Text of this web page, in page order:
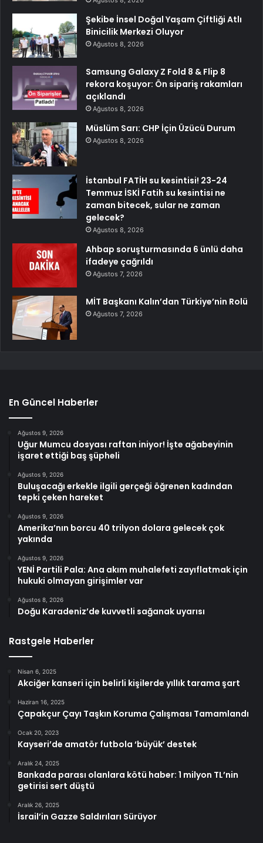
Şekibe İnsel Doğal Yaşam Çiftliği Atlı
Binicilik Merkezi Oluyor
Ağustos 8, 2026
Samsung Galaxy Z Fold 8 & Flip 8
rekora koşuyor: Ön sipariş rakamları
açıklandı
Ağustos 8, 2026
Müslüm Sarı: CHP İçin Üzücü Durum
Ağustos 8, 2026
İstanbul FATİH su kesintisi! 23-24
Temmuz İSKİ Fatih su kesintisi ne
zaman bitecek, sular ne zaman
gelecek?
Ağustos 8, 2026
Ahbap soruşturmasında 6 ünlü daha
ifadeye çağrıldı
Ağustos 7, 2026
MİT Başkanı Kalın’dan Türkiye’nin Rolü
Ağustos 7, 2026
En Güncel Haberler
Ağustos 9, 2026
Uğur Mumcu dosyası raftan iniyor! İşte ağabeyinin
işaret ettiği baş şüpheli
Ağustos 9, 2026
Buluşacağı erkekle ilgili gerçeği öğrenen kadından
tepki çeken hareket
Ağustos 9, 2026
Amerika’nın borcu 40 trilyon dolara gelecek çok
yakında
Ağustos 9, 2026
YENİ Partili Pala: Ana akım muhalefeti zayıflatmak için
hukuki olmayan girişimler var
Ağustos 8, 2026
Doğu Karadeniz’de kuvvetli sağanak uyarısı
Rastgele Haberler
Nisan 6, 2025
Akciğer kanseri için belirli kişilerde yıllık tarama şart
Haziran 16, 2025
Çapakçur Çayı Taşkın Koruma Çalışması Tamamlandı
Ocak 20, 2023
Kayseri’de amatör futbola ‘büyük’ ​​destek
Aralık 24, 2025
Bankada parası olanlara kötü haber: 1 milyon TL’nin
getirisi sert düştü
Aralık 26, 2025
İsrail’in Gazze Saldırıları Sürüyor